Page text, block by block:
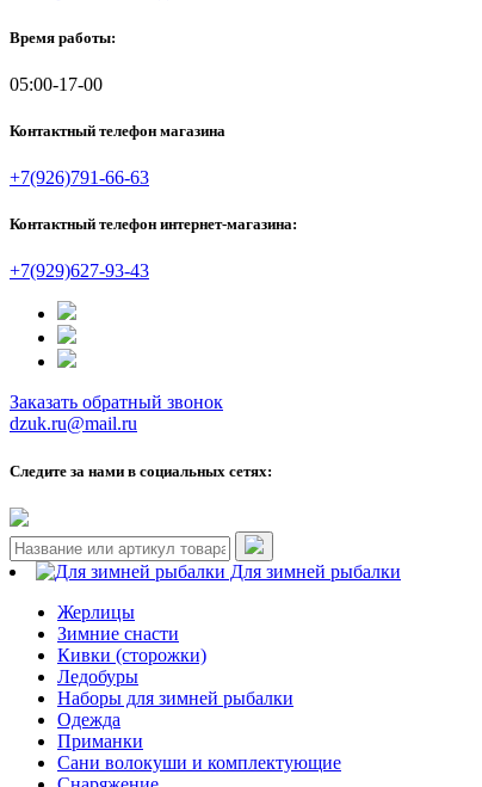
Время работы:
05:00-17-00
Контактный телефон магазина
+7(926)791-66-63
Контактный телефон интернет-магазина:
+7(929)627-93-43
Заказать обратный звонок
dzuk.ru@mail.ru
Следите за нами в социальных сетях:
Для зимней рыбалки
Жерлицы
Зимние снасти
Кивки (сторожки)
Ледобуры
Наборы для зимней рыбалки
Одежда
Приманки
Сани волокуши и комплектующие